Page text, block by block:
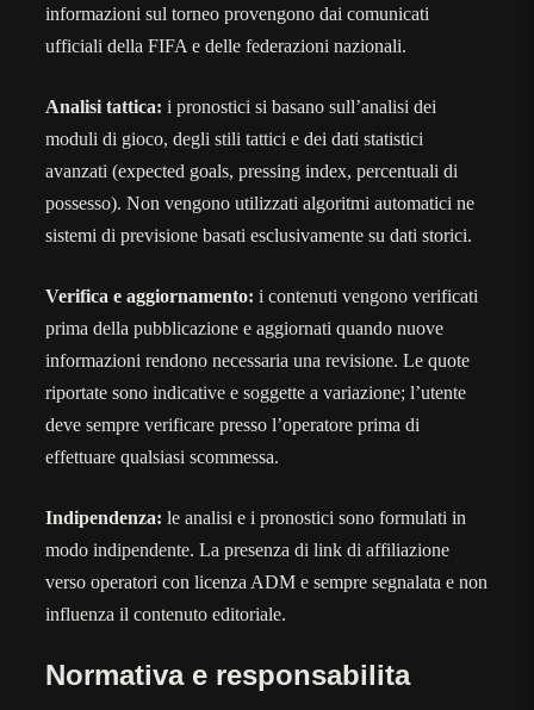
informazioni sul torneo provengono dai comunicati
ufficiali della FIFA e delle federazioni nazionali.
Analisi tattica: i pronostici si basano sull’analisi dei
moduli di gioco, degli stili tattici e dei dati statistici
avanzati (expected goals, pressing index, percentuali di
possesso). Non vengono utilizzati algoritmi automatici ne
sistemi di previsione basati esclusivamente su dati storici.
Verifica e aggiornamento: i contenuti vengono verificati
prima della pubblicazione e aggiornati quando nuove
informazioni rendono necessaria una revisione. Le quote
riportate sono indicative e soggette a variazione; l’utente
deve sempre verificare presso l’operatore prima di
effettuare qualsiasi scommessa.
Indipendenza: le analisi e i pronostici sono formulati in
modo indipendente. La presenza di link di affiliazione
verso operatori con licenza ADM e sempre segnalata e non
influenza il contenuto editoriale.
Normativa e responsabilita